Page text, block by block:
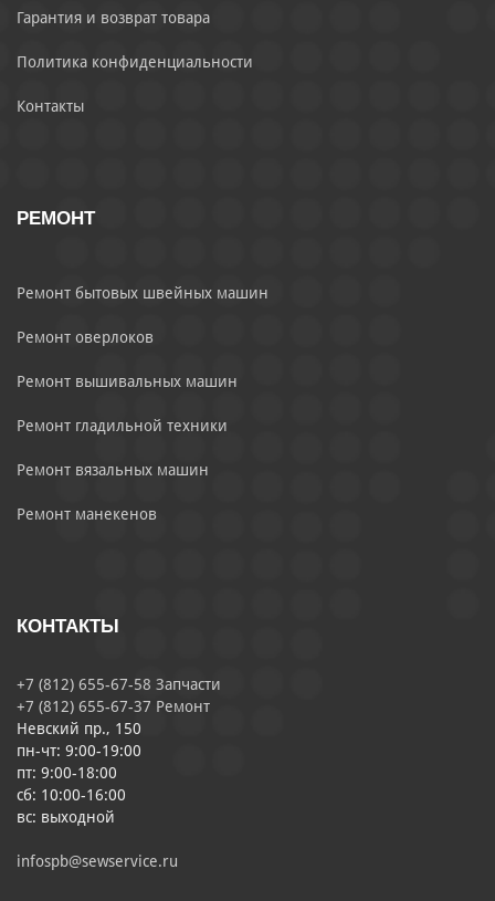
Гарантия и возврат товара
Политика конфиденциальности
Контакты
РЕМОНТ
Ремонт бытовых швейных машин
Ремонт оверлоков
Ремонт вышивальных машин
Ремонт гладильной техники
Ремонт вязальных машин
Ремонт манекенов
КОНТАКТЫ
+7 (812) 655-67-58 Запчасти
+7 (812) 655-67-37 Ремонт
Невский пр., 150
пн-чт: 9:00-19:00
пт: 9:00-18:00
сб: 10:00-16:00
вс: выходной
infospb@sewservice.ru